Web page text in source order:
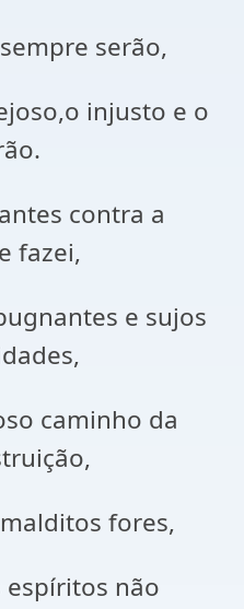
serão,
injusto e o
contra a
fazei,
e sujos
caminho da
fores,
não